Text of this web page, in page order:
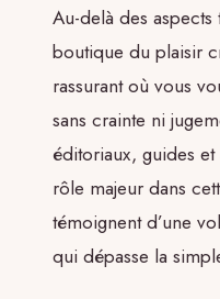
Au-delà des
boutique du plaisir
rassurant où vous
sans crainte ni
éditoriaux, guides
rôle majeur dans
témoignent d’une
qui dépasse la